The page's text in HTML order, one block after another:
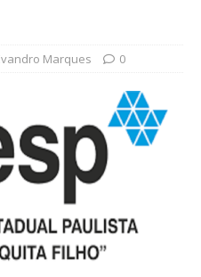
Marques 0